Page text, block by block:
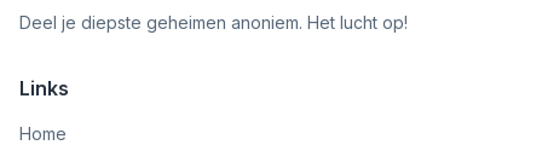
Deel je diepste geheimen anoniem. Het lucht op!
Links
Home